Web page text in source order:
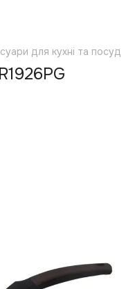
для кухні та посуд